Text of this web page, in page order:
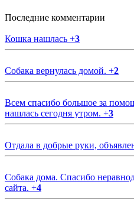
Последние комментарии
Кошка нашлась +3
Собака вернулась домой. +2
Всем спасибо большое за
нашлась сегодня утром. +3
Отдала в добрые руки,
Собака дома. Спасибо
сайта. +4